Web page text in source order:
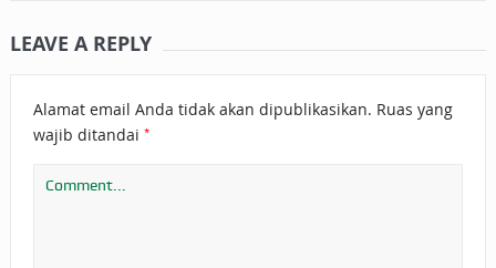
LEAVE A REPLY
Alamat email Anda tidak akan dipublikasikan. Ruas yang
wajib ditandai *